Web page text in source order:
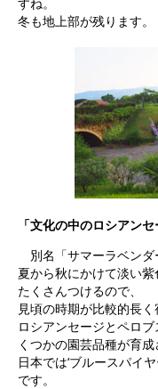
冬も地上部が残ります。
「文化の中のロシアンセ
別名「サマーラベンダ
夏から秋にかけて淡い
たくさんつけるので、
見頃の時期が比較的長
ロシアンセージとペロ
くつかの園芸品種が育成
日本では‘ブルースパイ
です。